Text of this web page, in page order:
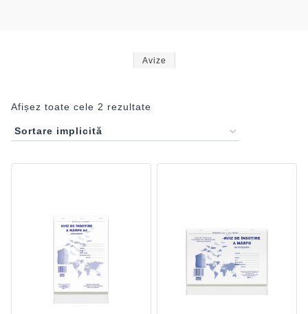
Afișez toate cele 2 rezultate
Avize